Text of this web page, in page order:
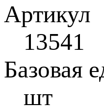
Артикул
13541
Базовая
шт